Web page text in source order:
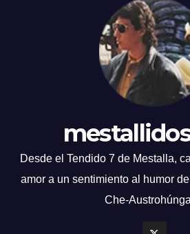
Desde el Tendido 7 de Mestalla,
amor a un sentimiento al humor
Che-